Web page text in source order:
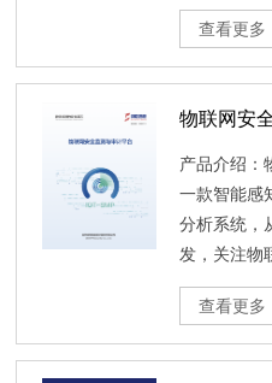
查看更多
物联网安
产品介绍：
一款智能感
分析系统，
发，关注物
为、弱口令
及时发现突
风险行为，
查看更多